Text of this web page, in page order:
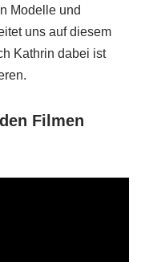
Modelle und
uns auf diesem
Kathrin dabei ist
Filmen